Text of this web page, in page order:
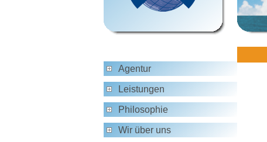
Agentur
Leistungen
Philosophie
Wir über uns